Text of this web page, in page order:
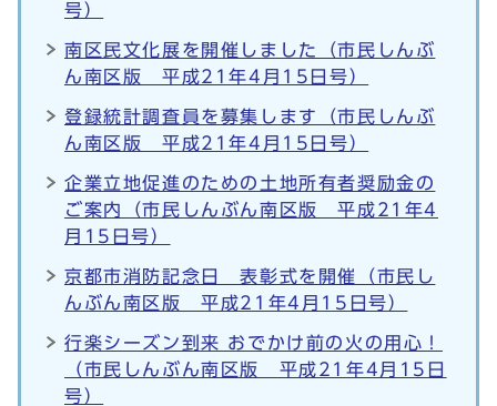
号）
南区民文化展を開催しました（市民しんぶ
ん南区版 平成21年4月15日号）
登録統計調査員を募集します（市民しんぶ
ん南区版 平成21年4月15日号）
企業立地促進のための土地所有者奨励金の
ご案内（市民しんぶん南区版 平成21年4
月15日号）
京都市消防記念日 表彰式を開催（市民し
んぶん南区版 平成21年4月15日号）
行楽シーズン到来 おでかけ前の火の用心！
（市民しんぶん南区版 平成21年4月15日
号）